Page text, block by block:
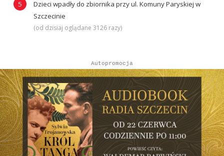
Dzieci wpadły do zbiornika przy ul. Komuny Paryskiej w
Szczecinie
(od dzisiaj oglądane 3126 razy)
Autopromocja